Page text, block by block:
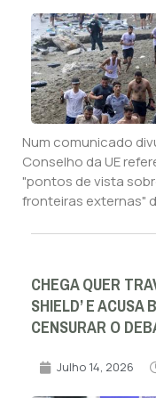
Num comunicado
Conselho da UE
"pontos de vista
fronteiras externas"
CHEGA QUER
SHIELD’ E ACUSA
CENSURAR O
Julho 14, 2026